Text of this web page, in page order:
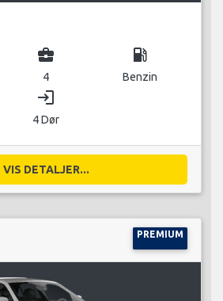
business_center
4
local_gas_station
Benzin
login
4 Dør
VIS DETALJER...
PREMIUM